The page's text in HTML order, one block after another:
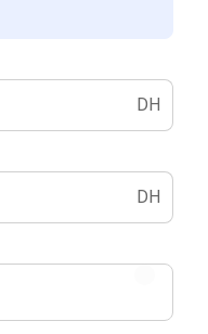
DH
DH